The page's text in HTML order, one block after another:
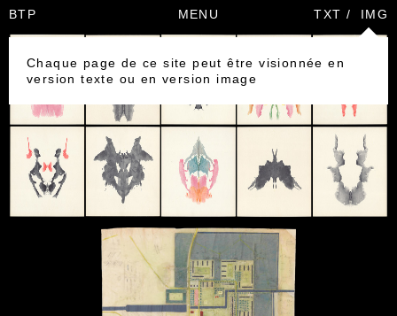
BTP MENU TXT / IMG
Chaque page de ce site peut être visionnée en
version texte ou en version image